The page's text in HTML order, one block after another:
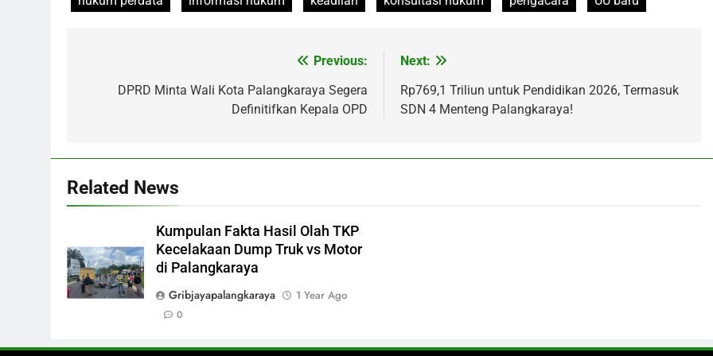
navigation
Previous:
DPRD Minta Wali Kota Palangkaraya Segera
Definitifkan Kepala OPD
Next:
Rp769,1 Triliun untuk Pendidikan 2026, Termasuk
SDN 4 Menteng Palangkaraya!
Related News
Kumpulan Fakta Hasil Olah TKP
Kecelakaan Dump Truk vs Motor
di Palangkaraya
Gribjayapalangkaraya
1 Year Ago
0